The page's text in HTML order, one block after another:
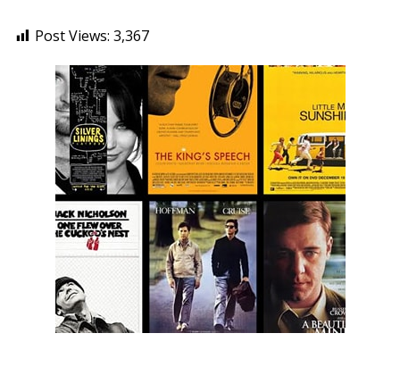
Post Views: 3,367